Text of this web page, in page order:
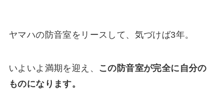
ヤマハの防音室をリースして、気づけば3年。
いよいよ満期を迎え、
この防音室が完全に自分の
ものになります。